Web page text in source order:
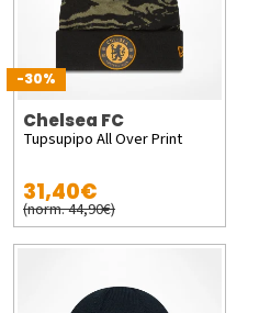
-30%
Chelsea FC
Tupsupipo All Over Print
31,40€
(norm. 44,90€)